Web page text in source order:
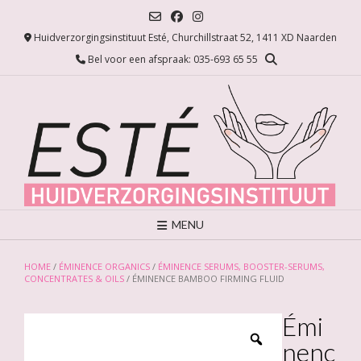
Huidverzorgingsinstituut Esté, Churchillstraat 52, 1411 XD Naarden
Bel voor een afspraak: 035-693 65 55
MENU
HOME / ÉMINENCE ORGANICS / ÉMINENCE SERUMS, BOOSTER-SERUMS,
CONCENTRATES & OILS / ÉMINENCE BAMBOO FIRMING FLUID
Émi
nenc